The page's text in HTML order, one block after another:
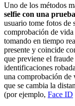
Uno de los métodos
selfie con una
usuario tome fotos de
comprobación de vida
tomando en tiempo
presente y coincide
que previene el
identificaciones
una comprobación de
que se cambia la
(por ejemplo, Face ID